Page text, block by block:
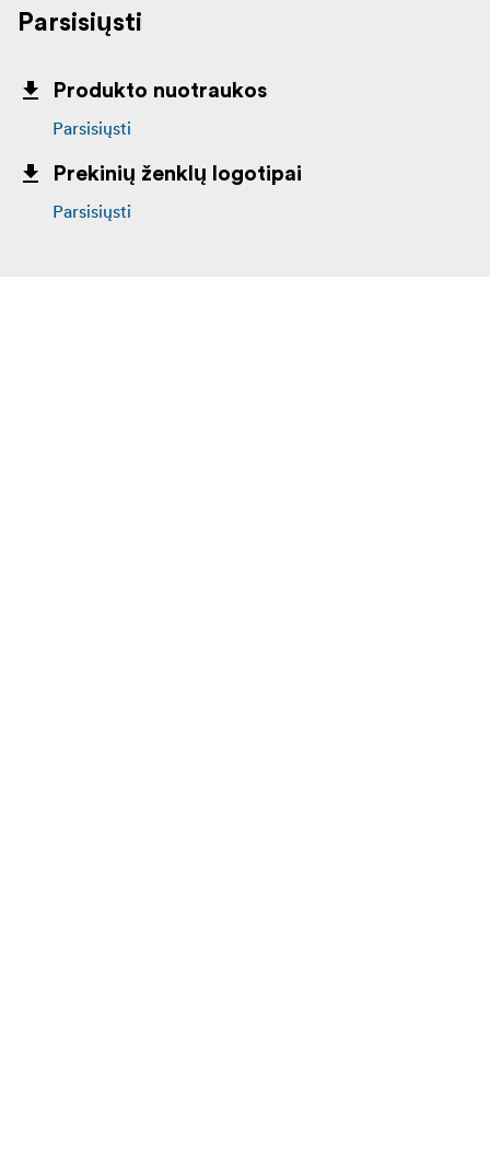
Parsisiųsti
Produkto nuotraukos
Parsisiųsti
Prekinių ženklų logotipai
Parsisiųsti